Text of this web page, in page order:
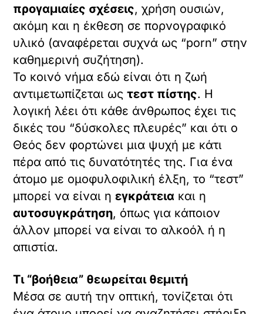
προγαμιαίες σχέσεις, χρήση ουσιών,
ακόμη και η έκθεση σε πορνογραφικό
υλικό (αναφέρεται συχνά ως “porn” στην
καθημερινή συζήτηση).
Το κοινό νήμα εδώ είναι ότι η ζωή
αντιμετωπίζεται ωςτεστ πίστης. Η
λογική λέει ότι κάθε άνθρωπος έχει τις
δικές του “δύσκολες πλευρές” και ότι ο
Θεός δεν φορτώνει μια ψυχή με κάτι
πέρα από τις δυνατότητές της. Για ένα
άτομο με ομοφυλοφιλική έλξη, το “τεστ”
μπορεί να είναι ηεγκράτεια και η
αυτοσυγκράτηση, όπως για κάποιον
άλλον μπορεί να είναι το αλκοόλ ή η
απιστία.
Τι “βοήθεια” θεωρείται θεμιτή
Μέσα σε αυτή την οπτική, τονίζεται ότι